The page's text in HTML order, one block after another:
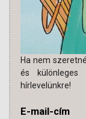
Ha nem
és
hírlevelünkre!
E-mail-cím